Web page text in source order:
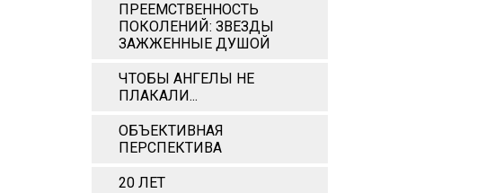
ПРЕЕМСТВЕННОСТЬ
ПОКОЛЕНИЙ: ЗВЕЗДЫ
ЗАЖЖЕННЫЕ ДУШОЙ
ЧТОБЫ АНГЕЛЫ НЕ
ПЛАКАЛИ...
ОБЪЕКТИВНАЯ
ПЕРСПЕКТИВА
20 ЛЕТ